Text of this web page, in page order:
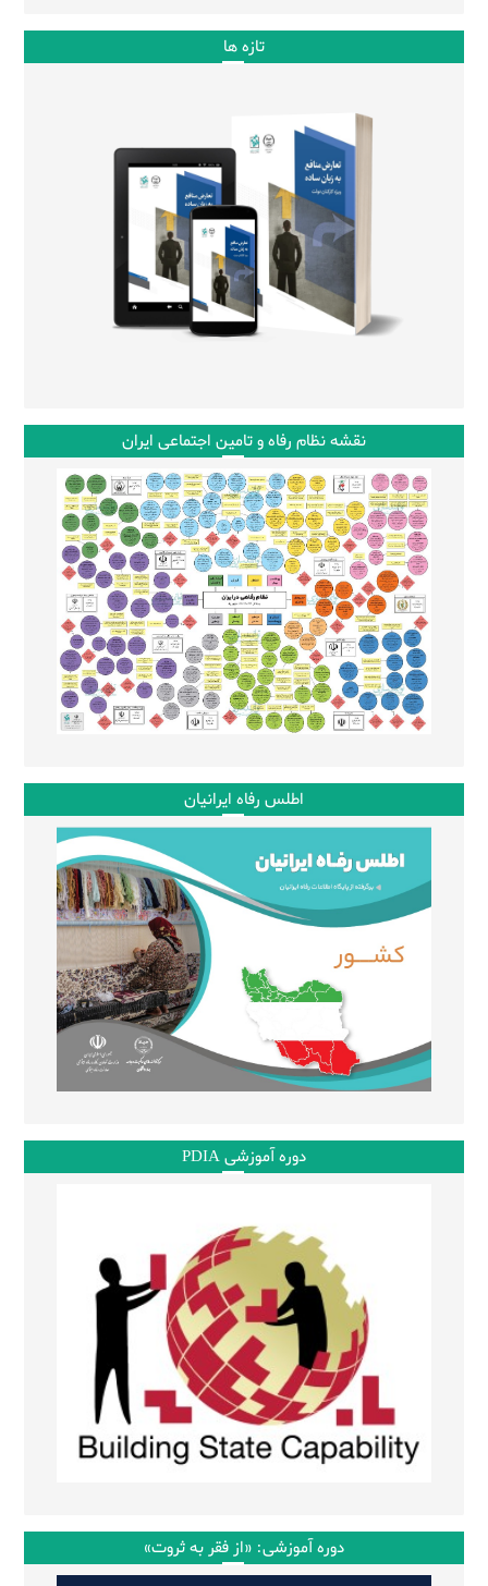
تازه ها
نقشه نظام رفاه و تامین اجتماعی ایران
اطلس رفاه ایرانیان
دوره آموزشی PDIA
دوره آموزشی: «از فقر به ثروت»